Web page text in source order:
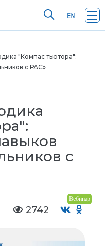
"Компас тьютора":
с РАС»
с
Вебинар
2742